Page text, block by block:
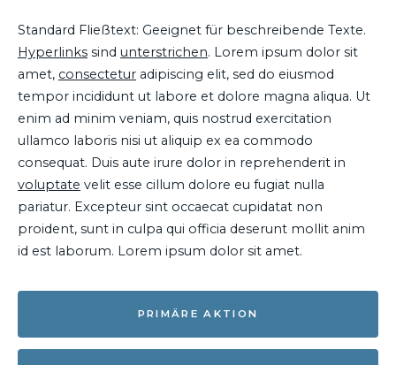
Standard Fließtext: Geeignet für beschreibende Texte.
Hyperlinks sind unterstrichen. Lorem ipsum dolor sit
amet, consectetur adipiscing elit, sed do eiusmod
tempor incididunt ut labore et dolore magna aliqua. Ut
enim ad minim veniam, quis nostrud exercitation
ullamco laboris nisi ut aliquip ex ea commodo
consequat. Duis aute irure dolor in reprehenderit in
voluptate velit esse cillum dolore eu fugiat nulla
pariatur. Excepteur sint occaecat cupidatat non
proident, sunt in culpa qui officia deserunt mollit anim
id est laborum. Lorem ipsum dolor sit amet.
PRIMÄRE AKTION